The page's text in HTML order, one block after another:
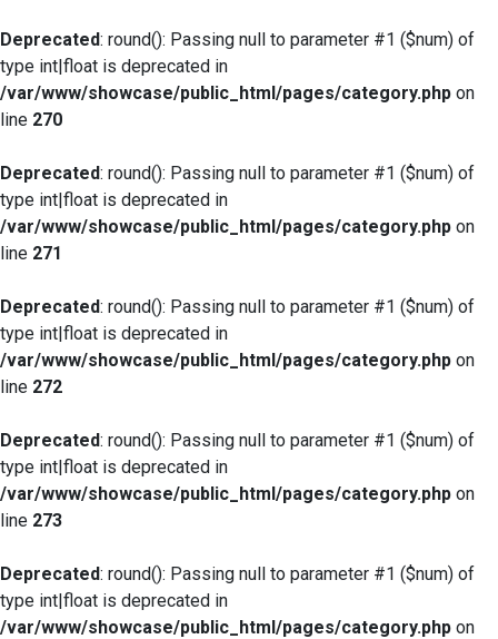
Deprecated: round(): Passing null to parameter #1 ($num) of
type int|float is deprecated in
/var/www/showcase/public_html/pages/category.php on
line 270
Deprecated: round(): Passing null to parameter #1 ($num) of
type int|float is deprecated in
/var/www/showcase/public_html/pages/category.php on
line 271
Deprecated: round(): Passing null to parameter #1 ($num) of
type int|float is deprecated in
/var/www/showcase/public_html/pages/category.php on
line 272
Deprecated: round(): Passing null to parameter #1 ($num) of
type int|float is deprecated in
/var/www/showcase/public_html/pages/category.php on
line 273
Deprecated: round(): Passing null to parameter #1 ($num) of
type int|float is deprecated in
/var/www/showcase/public_html/pages/category.php on